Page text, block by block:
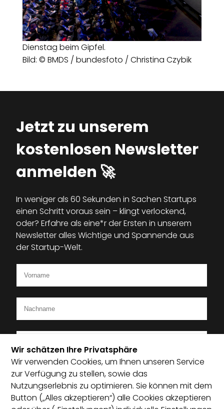
Dienstag beim Gipfel.
Bild: © BMDS / bundesfoto / Christina Czybik
Jetzt zu unserem
kostenlosen Newsletter
anmelden 🚀
In weniger als 60 Sekunden in Sachen Startups
einen Schritt voraus sein – klingt verlockend,
oder? Erfahre als eine*r der Ersten in unserem
Newsletter alles Wichtige und Spannende aus
der Startup-Welt.
Ich bin Mitglied im Startup-Verband
Ich habe die Datenschutzerklärung zur Kenntnis
genommen und bin damit einverstanden, dass die von
Wir schätzen Ihre Privatsphäre
Wir verwenden Cookies, um Ihnen unseren Service
zur Verfügung zu stellen, sowie das
Nutzungserlebnis zu optimieren. Sie können mit dem
Button („Alles akzeptieren“) alle Cookies akzeptieren